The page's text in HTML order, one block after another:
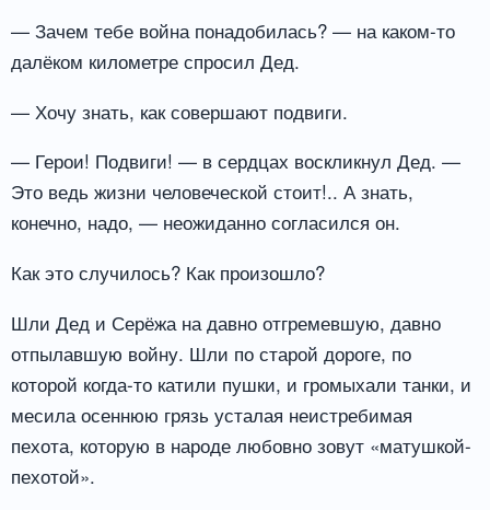
— Зачем тебе война понадобилась? — на каком-то
далёком километре спросил Дед.
— Хочу знать, как совершают подвиги.
— Герои! Подвиги! — в сердцах воскликнул Дед. —
Это ведь жизни человеческой стоит!.. А знать,
конечно, надо, — неожиданно согласился он.
Как это случилось? Как произошло?
Шли Дед и Серёжа на давно отгремевшую, давно
отпылавшую войну. Шли по старой дороге, по
которой когда-то катили пушки, и громыхали танки, и
месила осеннюю грязь усталая неистребимая
пехота, которую в народе любовно зовут «матушкой-
пехотой».